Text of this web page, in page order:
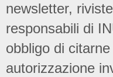
newsletter,
responsabili di
obbligo di
autorizzazione